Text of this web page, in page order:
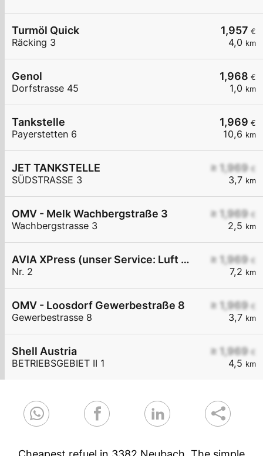
1,957 €
4,0 km
Turmöl Quick
Räcking 3
1,968 €
1,0 km
Genol
Dorfstrasse 45
1,969 €
10,6 km
Tankstelle
Payerstetten 6
≥ 1,969 €
3,7 km
JET TANKSTELLE
SÜDSTRASSE 3
≥ 1,969 €
2,5 km
OMV - Melk Wachbergstraße 3
Wachbergstrasse 3
≥ 1,969 €
7,2 km
AVIA XPress (unser Service: Luft und Wasser)
Nr. 2
≥ 1,969 €
3,7 km
OMV - Loosdorf Gewerbestraße 8
Gewerbestrasse 8
≥ 1,969 €
4,5 km
Shell Austria
BETRIEBSGEBIET II 1